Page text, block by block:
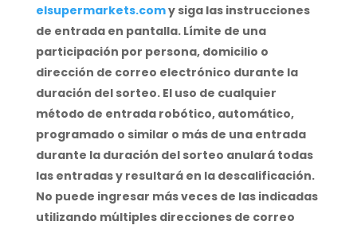
elsupermarkets.comy siga las instrucciones
de entrada en pantalla. Límite de una
participación por persona, domicilio o
dirección de correo electrónico durante la
duración del sorteo. El uso de cualquier
método de entrada robótico, automático,
programado o similar o más de una entrada
durante la duración del sorteo anulará todas
las entradas y resultará en la descalificación.
No puede ingresar más veces de las indicadas
utilizando múltiples direcciones de correo